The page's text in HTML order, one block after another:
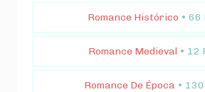
Romance Histórico • 66
Romance Medieval • 12
Romance De Época •